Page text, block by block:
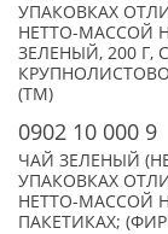
УПАКОВКАХ
НЕТТО-МАССОЙ НЕ
ЗЕЛЕНЫЙ, 200
(TM)
0902 10 000 9
ЧАЙ ЗЕЛЕНЫЙ
УПАКОВКАХ
НЕТТО-МАССОЙ
ПАКЕТИКАХ;